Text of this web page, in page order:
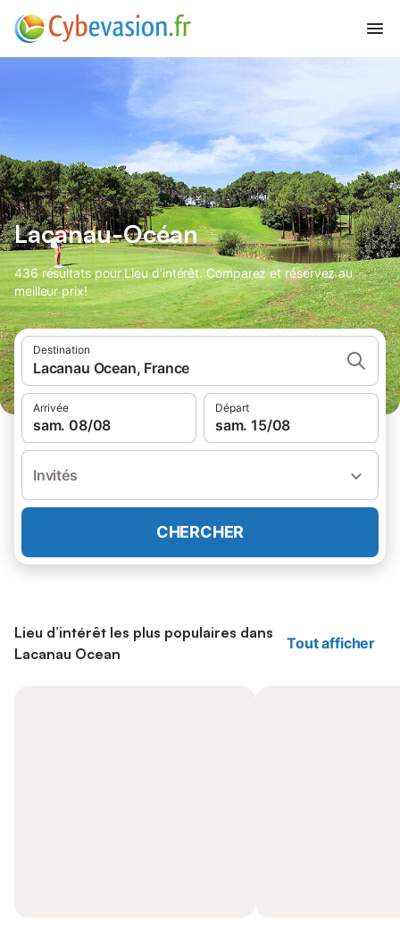
Lacanau-Océan
436 résultats pour Lieu d’intérêt. Comparez et réservez au
meilleur prix!
Destination
Lacanau Ocean, France
Arrivée
sam. 08/08
Départ
sam. 15/08
Invités
CHERCHER
Lieu d’intérêt les plus populaires dans
Lacanau Ocean
Tout afficher